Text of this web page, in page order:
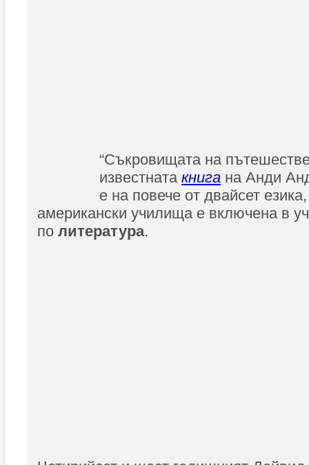
“Съкровищата на
известната книга на Анди
е на повече от двайсет
американски училища е включена в
по литература.